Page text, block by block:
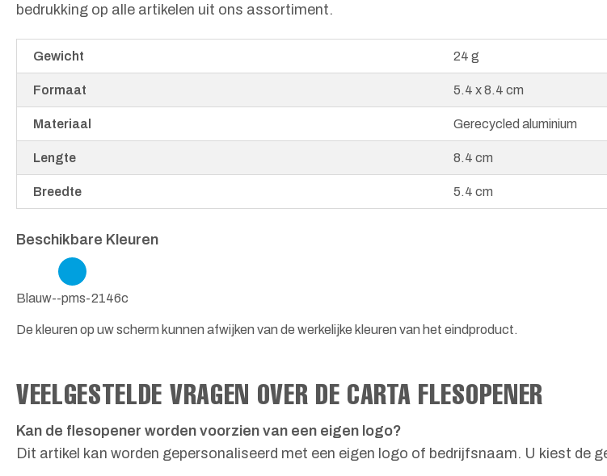
bedrukking op alle artikelen uit ons assortiment.
Gewicht 24 g
Formaat 5.4 x 8.4 cm
Materiaal Gerecycled aluminium
Lengte 8.4 cm
Breedte 5.4 cm
Beschikbare Kleuren
Blauw--pms-2146c
De kleuren op uw scherm kunnen afwijken van de werkelijke kleuren van het eindproduct.
VEELGESTELDE VRAGEN OVER DE CARTA FLESOPENER
Kan de flesopener worden voorzien van een eigen logo?
Dit artikel kan worden gepersonaliseerd met een eigen logo of bedrijfsnaam. U kiest de